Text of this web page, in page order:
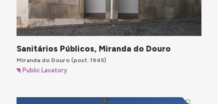
Sanitários Públicos, Miranda do Douro
Miranda do Douro(post. 1945)
Public Lavatory